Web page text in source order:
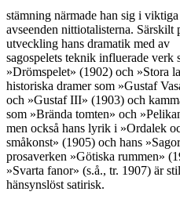
stämning närmade han sig i viktiga
avseenden nittiotalisterna. Särskilt
utveckling hans dramatik med av
sagospelets teknik influerade verk
»Drömspelet» (1902) och »Stora
historiska dramer som »Gustaf
och »Gustaf III» (1903) och
som »Brända tomten» och
men också hans lyrik i »Ordalek
småkonst» (1905) och hans
prosaverken »Götiska rummen»
»Svarta fanor» (s.å., tr. 1907) är
hänsynslöst satirisk.